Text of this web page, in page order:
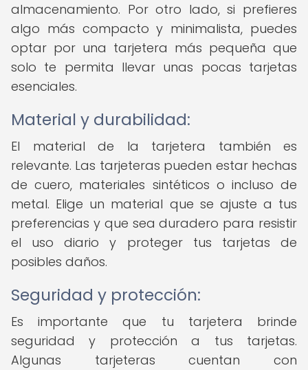
almacenamiento. Por otro lado, si prefieres
algo más compacto y minimalista, puedes
optar por una tarjetera más pequeña que
solo te permita llevar unas pocas tarjetas
esenciales.
Material y durabilidad:
El material de la tarjetera también es
relevante. Las tarjeteras pueden estar hechas
de cuero, materiales sintéticos o incluso de
metal. Elige un material que se ajuste a tus
preferencias y que sea duradero para resistir
el uso diario y proteger tus tarjetas de
posibles daños.
Seguridad y protección:
Es importante que tu tarjetera brinde
seguridad y protección a tus tarjetas.
Algunas tarjeteras cuentan con